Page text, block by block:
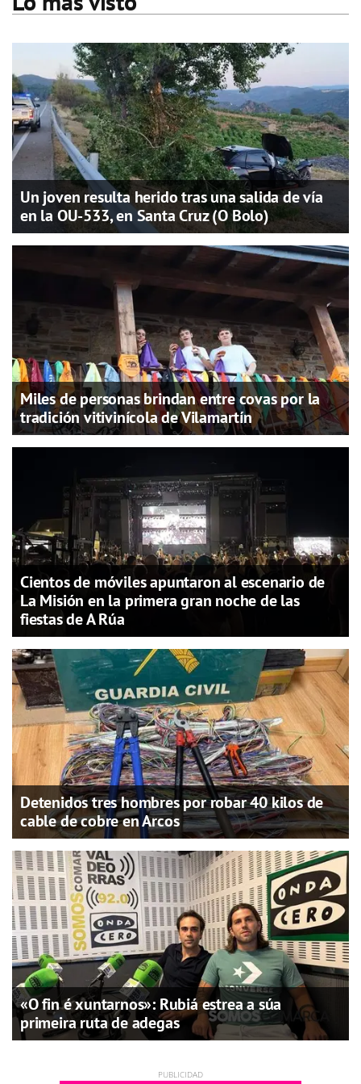
Un joven resulta herido tras una salida de vía
en la OU-533, en Santa Cruz (O Bolo)
Miles de personas brindan entre covas por la
tradición vitivinícola de Vilamartín
Cientos de móviles apuntaron al escenario de
La Misión en la primera gran noche de las
fiestas de A Rúa
Detenidos tres hombres por robar 40 kilos de
cable de cobre en Arcos
«O fin é xuntarnos»: Rubiá estrea a súa
primeira ruta de adegas